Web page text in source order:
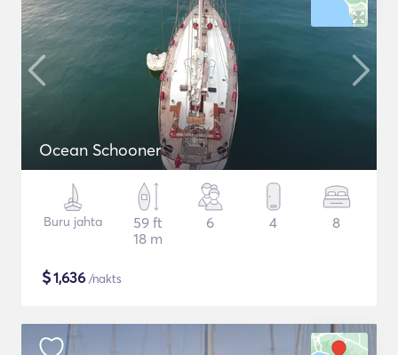
Ocean Schooner
Buru jahta
59 ft
18 m
6 4 8
$1,636 /nakts